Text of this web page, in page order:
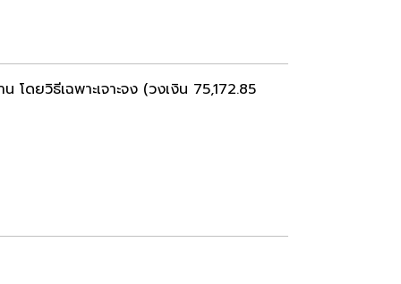
โดยวิธีเฉพาะเจาะจง (วงเงิน 75,172.85